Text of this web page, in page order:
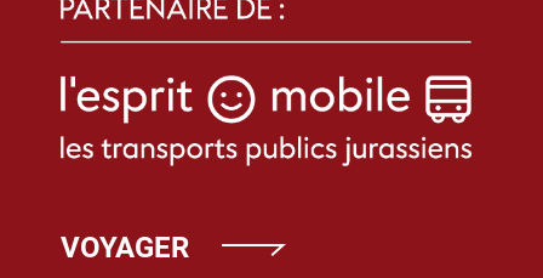
VOYAGER